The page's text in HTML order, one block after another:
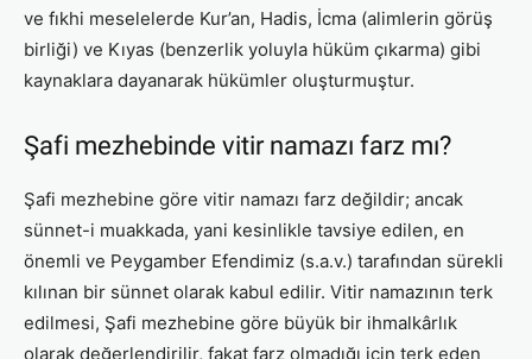
ve fıkhi meselelerde Kur’an, Hadis, İcma (alimlerin görüş
birliği) ve Kıyas (benzerlik yoluyla hüküm çıkarma) gibi
kaynaklara dayanarak hükümler oluşturmuştur.
Şafi mezhebinde vitir namazı farz mı?
Şafi mezhebine göre vitir namazı farz değildir; ancak
sünnet-i muakkada, yani kesinlikle tavsiye edilen, en
önemli ve Peygamber Efendimiz (s.a.v.) tarafından sürekli
kılınan bir sünnet olarak kabul edilir. Vitir namazının terk
edilmesi, Şafi mezhebine göre büyük bir ihmalkârlık
olarak değerlendirilir, fakat farz olmadığı için terk eden